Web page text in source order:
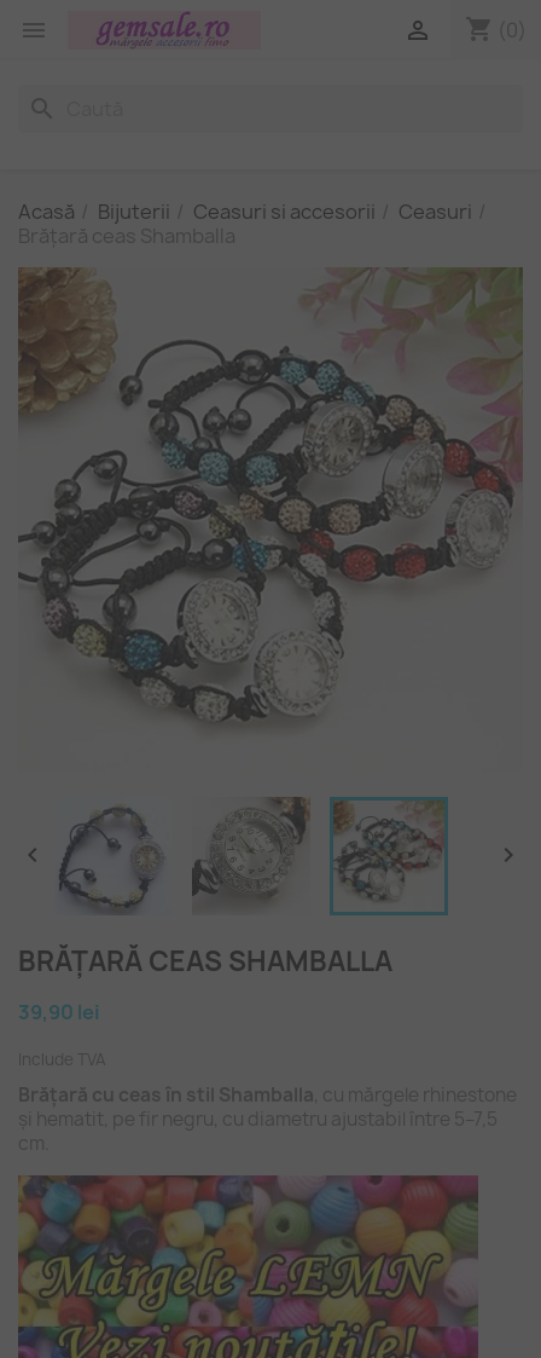
 shopping_cart (0)

search
Acasă Bijuterii Ceasuri si accesorii
Ceasuri
Brățară ceas Shamballa
 
BRĂȚARĂ CEAS SHAMBALLA
39,90 lei
Include TVA
Brățară cu ceas în stil Shamballa, cu mărgele rhinestone
și hematit, pe fir negru, cu diametru ajustabil între 5–7,5
cm.